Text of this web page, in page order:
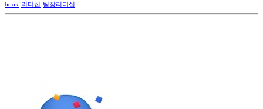
book 리더십 팀장리더십